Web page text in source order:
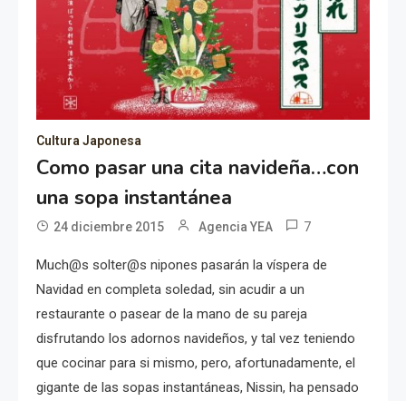
Cultura Japonesa
Como pasar una cita navideña…con
una sopa instantánea
24 diciembre 2015 Agencia YEA 7
Much@s solter@s nipones pasarán la víspera de
Navidad en completa soledad, sin acudir a un
restaurante o pasear de la mano de su pareja
disfrutando los adornos navideños, y tal vez teniendo
que cocinar para si mismo, pero, afortunadamente, el
gigante de las sopas instantáneas, Nissin, ha pensado